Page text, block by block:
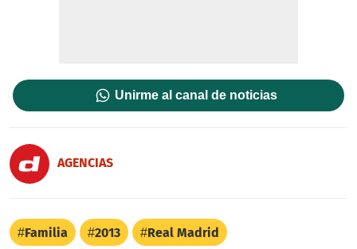
Unirme al canal de noticias
AGENCIAS
Familia 2013 Real Madrid